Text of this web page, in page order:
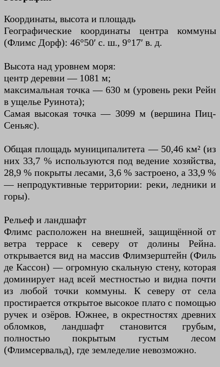
Координаты, высота и площадь
Географические координаты центра коммуны
(Флимс Дорф): 46°50′ с. ш., 9°17′ в. д.
Высота над уровнем моря:
центр деревни — 1081 м;
максимальная точка — 630 м (уровень реки Рейн
в ущелье Руинота);
Самая высокая точка — 3099 м (вершина Пиц-
Сеньяс).
Общая площадь муниципалитета — 50,46 км² (из
них 33,7 % используются под ведение хозяйства,
28,9 % покрыты лесами, 3,6 % застроено, а 33,9 %
— непродуктивные территории: реки, ледники и
горы).
Рельеф и ландшафт
Флимс расположен на внешней, защищённой от
ветра террасе к северу от долины Рейна.
открывается вид на массив Флимзерштейн (Филь
де Кассон) — огромную скальную стену, которая
доминирует над всей местностью и видна почти
из любой точки коммуны. К северу от села
простирается открытое высокое плато с помощью
ручек и озёров. Южнее, в окрестностях древних
обломков, ландшафт становится грубым,
полностью покрытым густым лесом
(Флимсервальд), где земледелие невозможно.